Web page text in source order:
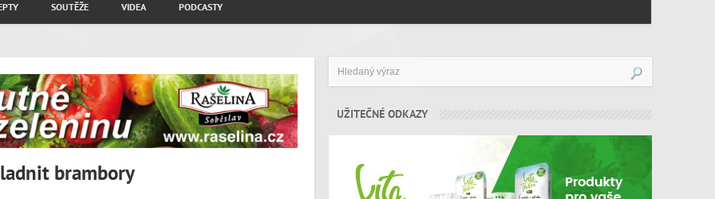
SOUTĚŽE VIDEA PODCASTY
ZAJÍMAVÍ HOSTÉ
brambory
UŽITEČNÉ ODKAZY